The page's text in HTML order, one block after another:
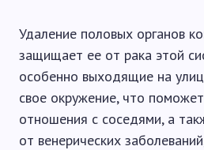
Удаление половых органов
защищает ее от рака этой
особенно выходящие на
свое окружение, что
отношения с соседями, а
от венерических